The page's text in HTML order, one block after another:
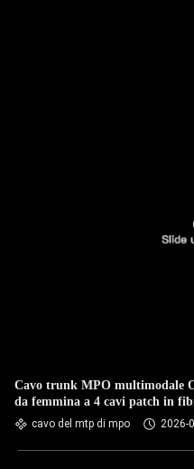
Cavo trunk MPO multimodale
da femmina a 4 cavi patch in
cavo del mtp di mpo 2026-